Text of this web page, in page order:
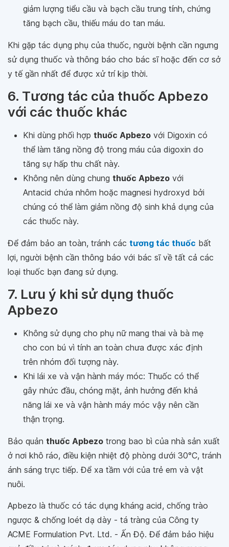
giảm lượng tiểu cầu và bạch cầu trung tính, chứng
tăng bạch cầu, thiếu máu do tan máu.
Khi gặp tác dụng phụ của thuốc, người bệnh cần ngưng
sử dụng thuốc và thông báo cho bác sĩ hoặc đến cơ sở
y tế gần nhất để được xử trí kịp thời.
6. Tương tác của thuốc Apbezo
với các thuốc khác
Khi dùng phối hợp thuốc Apbezo với Digoxin có
thể làm tăng nồng độ trong máu của digoxin do
tăng sự hấp thu chất này.
Không nên dùng chung thuốc Apbezo với
Antacid chứa nhôm hoặc magnesi hydroxyd bởi
chúng có thể làm giảm nồng độ sinh khả dụng của
các thuốc này.
Để đảm bảo an toàn, tránh các tương tác thuốc bất
lợi, người bệnh cần thông báo với bác sĩ về tất cả các
loại thuốc bạn đang sử dụng.
7. Lưu ý khi sử dụng thuốc
Apbezo
Không sử dụng cho phụ nữ mang thai và bà mẹ
cho con bú vì tính an toàn chưa được xác định
trên nhóm đối tượng này.
Khi lái xe và vận hành máy móc: Thuốc có thể
gây nhức đầu, chóng mặt, ảnh hưởng đến khả
năng lái xe và vận hành máy móc vậy nên cần
thận trọng.
Bảo quản thuốc Apbezo trong bao bì của nhà sản xuất
ở nơi khô ráo, điều kiện nhiệt độ phòng dưới 30°C, tránh
ánh sáng trực tiếp. Để xa tầm với của trẻ em và vật
nuôi.
Apbezo là thuốc có tác dụng kháng acid, chống trào
ngược & chống loét dạ dày - tá tràng của Công ty
ACME Formulation Pvt. Ltd. - Ấn Độ. Để đảm bảo hiệu